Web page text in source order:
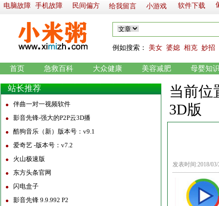
首页 急救百科 大众健康 美容减肥 母婴知
软件下载
小游戏
手机故障 民间偏方 给我留言
例如搜索： 美女 婆媳 相克 妙招
电脑故障
站长推荐
伴曲一对一视频软件
影音先锋-强大的P2P云3D播
酷狗音乐（新）版本号：v9.1
爱奇艺 -版本号：v7.2
火山极速版
东方头条官网
闪电盒子
影音先锋 9.9.992 P2
当前
3D版
发表时间:2018/